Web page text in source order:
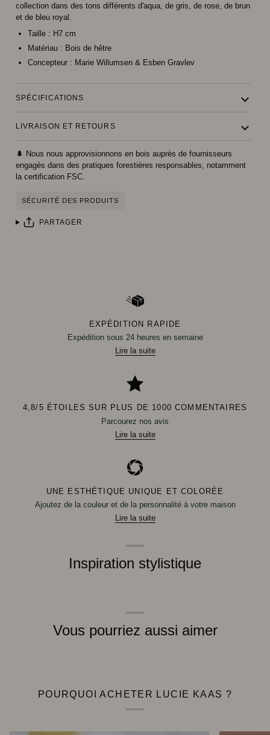
collection dans des tons différents d'aqua, de gris, de rose, de brun
et de bleu royal.
Taille : H7 cm
Matériau : Bois de hêtre
Concepteur : Marie Willumsen & Esben Gravlev
SPÉCIFICATIONS
LIVRAISON ET RETOURS
🌲 Nous nous approvisionnons en bois auprès de fournisseurs
engagés dans des pratiques forestières responsables, notamment
la certification FSC.
SÉCURITÉ DES PRODUITS
PARTAGER
EXPÉDITION RAPIDE
Expédition sous 24 heures en semaine
Lire la suite
4,8/5 ÉTOILES SUR PLUS DE 1000 COMMENTAIRES
Parcourez nos avis
Lire la suite
UNE ESTHÉTIQUE UNIQUE ET COLORÉE
Ajoutez de la couleur et de la personnalité à votre maison
Lire la suite
Inspiration stylistique
Vous pourriez aussi aimer
POURQUOI ACHETER LUCIE KAAS ?